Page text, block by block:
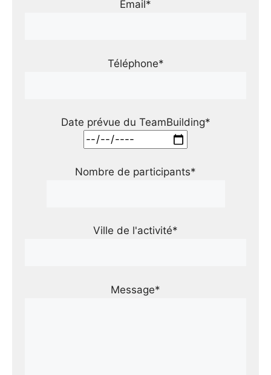
Email*
Téléphone*
Date prévue du TeamBuilding*
Nombre de participants*
Ville de l'activité*
Message*